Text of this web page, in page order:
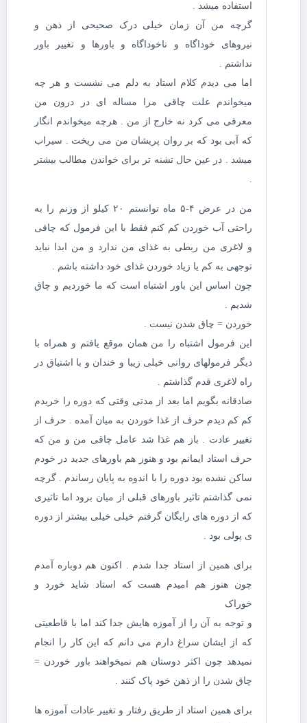
استفاده میشد .
گرچه من آن زمان خیلی درک صحیحی از ذهن و
نیروهای خوداگاه و ناخوداگاه و باورها و تغییر باور
نداشتم .
اما می دیدم کلام استاد به دلم می نشست و هر چه
میخواندم علت چاقی مرا مساله ای در درون من
معرفی می کرد نه خارج از من . هرچه میخواندم انگار
که آبی بود که بر روان پریشان من می ریخت . سیراب
میشد . در عین حال تشنه تر برای خواندن مطالب بیشتر
.
من در عرض ۴-۵ ماه توانستم ۲۰ کیلو از وزنم را به
راحتی آب خوردن کم کنم فقط با این فرمول که چاقی
و لاغری من ربطی به غذای من ندارد و من ابدا نباید
توجهی به کم یا زیاد خوردن غذای خود داشته باشم .
چون اساس این باور اشتباه است که ما خوردیم و چاق
شدیم .
خوردن = چاق شدن نیست .
این فرمول اشتباه را من همان موقع یافتم و همراه با
دیگر فرمولهای روانی خیلی زیبا و خندان و با اشتیاق در
راه لاغری قدم گذاشتم .
صادقانه بگویم اما بعد از مدتی وقتی که دوره را خریدم
کم کم دیدم حرف از غذا خوردن به میان آمده . حرف از
تغییر عادت . باز هم غذا شد عامل چاقی من و من که
حرف استاد ایمانم بود و هنوز هم باورهای جدید در خودم
ساکن نشده بود دوره را با اندوه به پایان رساندم . گرچه
نمی گذاشتم تاثیر باورهای قبلی از میان برود اما تاثیری
که از دوره های رایگان گرفتم خیلی خیلی بیشتر از دوره
ی پولی بود .
برای همین از استاد جدا شدم . اکنون هم دوباره آمدم
چون هنوز هم امیدم هست که استاد شاید خورد و
خوراک
و توجه به آن را از آموزه هایش جدا کند اما با قاطعیتی
که از ایشان سراغ دارم می دانم که این کار را انجام
نمیدهد چون اکثر دوستان هم نمیخواهند باور خوردن =
چاق شدن را از ذهن خود پاک کنند .
برای همین استاد از طریق رفتار و تغییر عادات آموزه ها